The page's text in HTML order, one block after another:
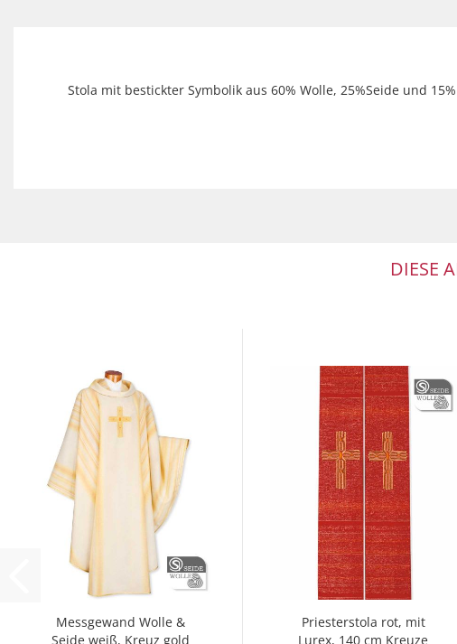
Stola mit bestickter Symbolik aus 60% Wolle, 25%Seide und
DIESE
Messgewand Wolle &
Seide weiß, Kreuz gold
Priesterstola rot, mit
Lurex, 140 cm Kreuze